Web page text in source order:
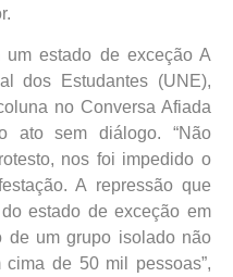
um estado de exceção A
dos Estudantes (UNE),
no Conversa Afiada
ato sem diálogo. “Não
nos foi impedido o
A repressão que
estado de exceção em
de um grupo isolado não
de 50 mil pessoas”,